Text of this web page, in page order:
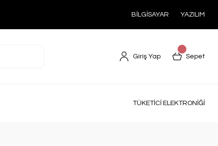
BİLGİSAYAR YAZILIM
Giriş Yap Sepet
TÜKETİCİ ELEKTRONİĞİ